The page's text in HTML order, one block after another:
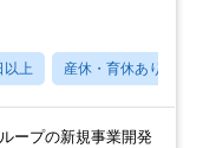
以上 産休・育休あり
ープの新規事業開発